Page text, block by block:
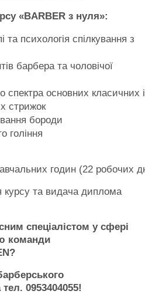
«BARBERз нуля»:
та психологія спілкування з
барбера та чоловічої
спектра основних класичних і
стрижок
бороди
гоління
годин (22 робочих
курсу та видача диплома
спеціалістом у сфері
команди
?
тел. 0953404055!